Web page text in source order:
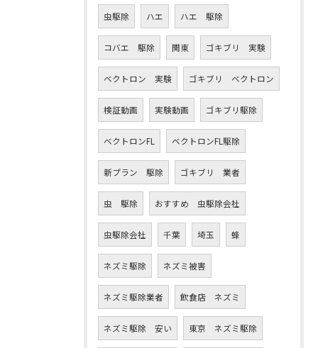
虫駆除 ハエ ハエ 駆除
コバエ 駆除 関東 ゴキブリ 実験
ベクトロン 実験 ゴキブリ ベクトロン
検証動画 実験動画 ゴキブリ駆除
ベクトロンFL ベクトロンFL駆除
新プラン 駆除 ゴキブリ 業者
虫 駆除 おすすめ 虫駆除会社
虫駆除会社 千葉 埼玉 蜂
ネズミ駆除 ネズミ被害
ネズミ駆除業者 飲食店 ネズミ
ネズミ駆除 安い 東京 ネズミ駆除